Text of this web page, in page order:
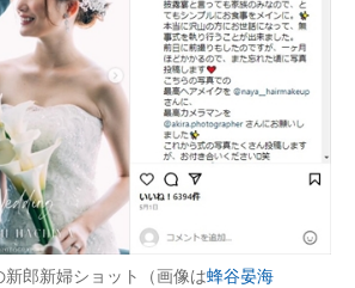
新郎新婦ショット（画像は蜂谷晏海